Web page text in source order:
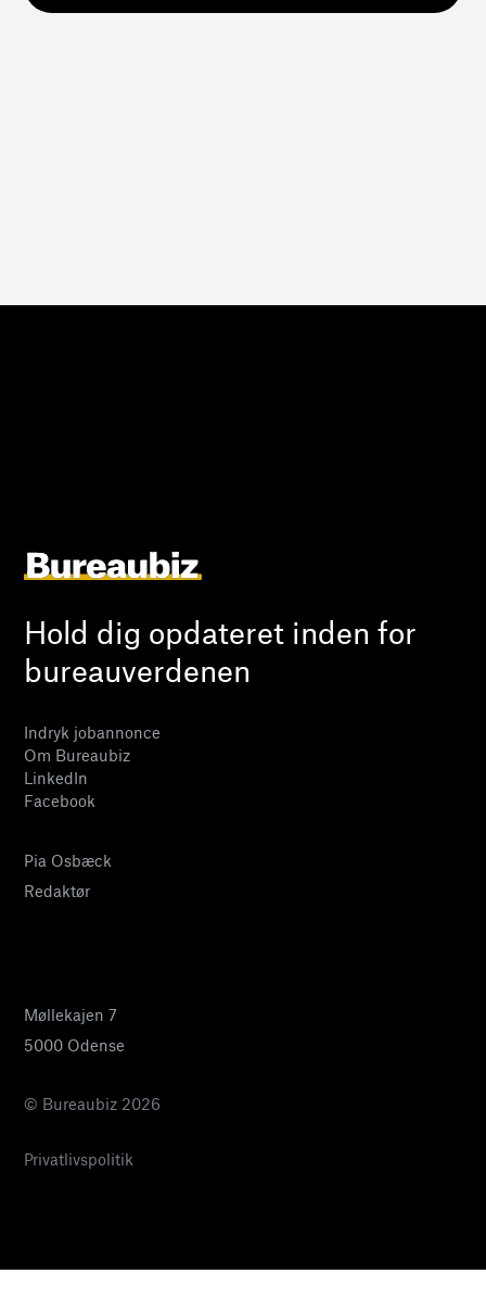
Hold dig opdateret inden for
bureauverdenen
Indryk jobannonce
Om Bureaubiz
LinkedIn
Facebook
Pia Osbæck
Redaktør
Møllekajen 7
5000 Odense
© Bureaubiz 2026
Privatlivspolitik